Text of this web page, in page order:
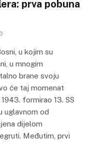
prva pobuna
0
u kojim su
u mnogim
brane svoju
će taj momenat
formirao 13. SS
uglavnom od
dijelom
Međutim, prvi